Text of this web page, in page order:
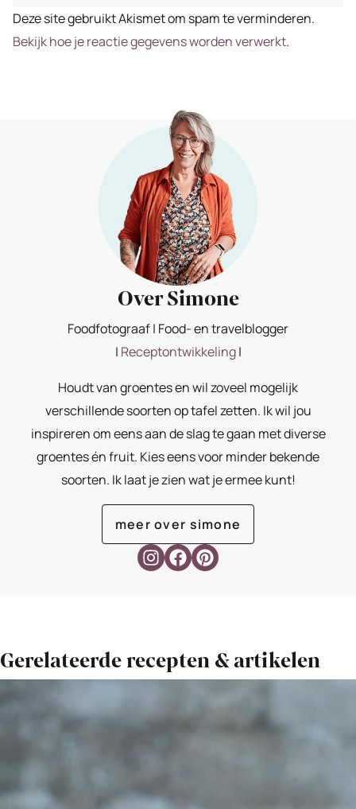
Deze site gebruikt Akismet om spam te verminderen.
Bekijk hoe je reactie gegevens worden verwerkt.
Over Simone
Foodfotograaf | Food- en travelblogger
| Receptontwikkeling|
Houdt van groentes en wil zoveel mogelijk
verschillende soorten op tafel zetten. Ik wil jou
inspireren om eens aan de slag te gaan met diverse
groentes én fruit. Kies eens voor minder bekende
soorten. Ik laat je zien wat je ermee kunt!
meer over simone
Gerelateerde recepten & artikelen
maak